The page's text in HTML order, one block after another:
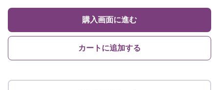
購入画面に進む
カートに追加する